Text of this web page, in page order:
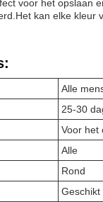
voor het opslaan
kan elke kleur
Alle
25-30
Voor het
Alle
Rond